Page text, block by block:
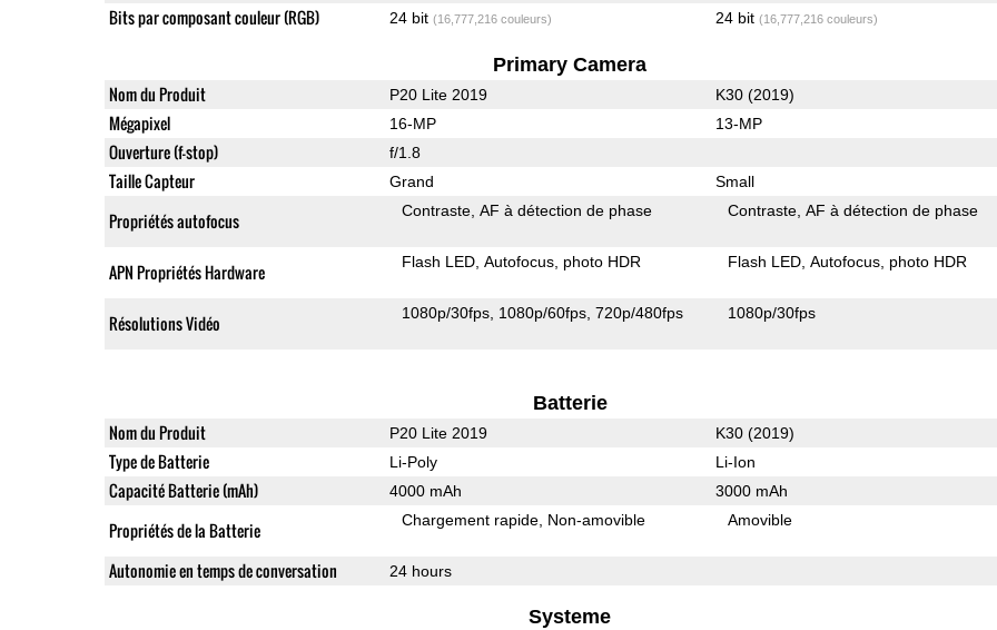
Bits par composant couleur (RGB) 24 bit (16,777,216 couleurs) 24 bit (16,777,216 couleurs)
Primary Camera
Nom du Produit P20 Lite 2019 K30 (2019)
Mégapixel 16-MP 13-MP
Ouverture (f-stop) f/1.8
Taille Capteur Grand Small
Propriétés autofocus Contraste AF à détection de phase Contraste AF à détection de phase
APN Propriétés Hardware Flash LED Autofocus photo HDR Flash LED Autofocus photo HDR
Résolutions Vidéo 1080p/30fps 1080p/60fps 720p/480fps 1080p/30fps
Batterie
Nom du Produit P20 Lite 2019 K30 (2019)
Type de Batterie Li-Poly Li-Ion
Capacité Batterie (mAh) 4000 mAh 3000 mAh
Propriétés de la Batterie Chargement rapide Non-amovible Amovible
Autonomie en temps de conversation 24 hours
Systeme